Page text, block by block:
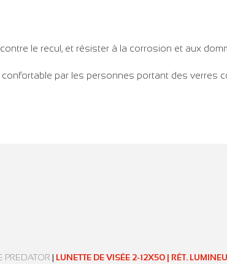
PREDATOR | LUNETTE DE VISÉE 2-12X50 | RÉT.
le recul, et résister à la corrosion et aux
par les personnes portant des verres